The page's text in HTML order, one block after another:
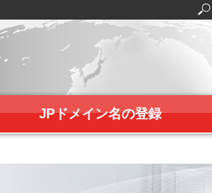
JPドメイン名の登録